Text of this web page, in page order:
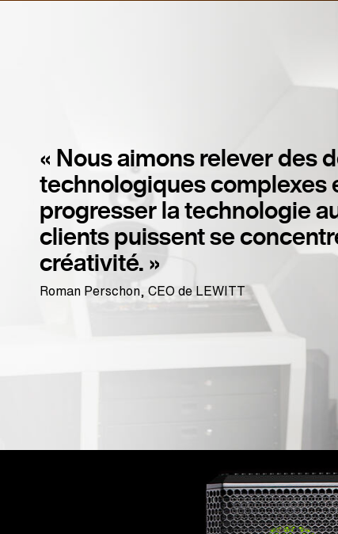
« Nous aimons relever des
technologiques complexes
progresser la technologie
clients puissent se
créativité. »
Roman Perschon, CEO de LEWITT